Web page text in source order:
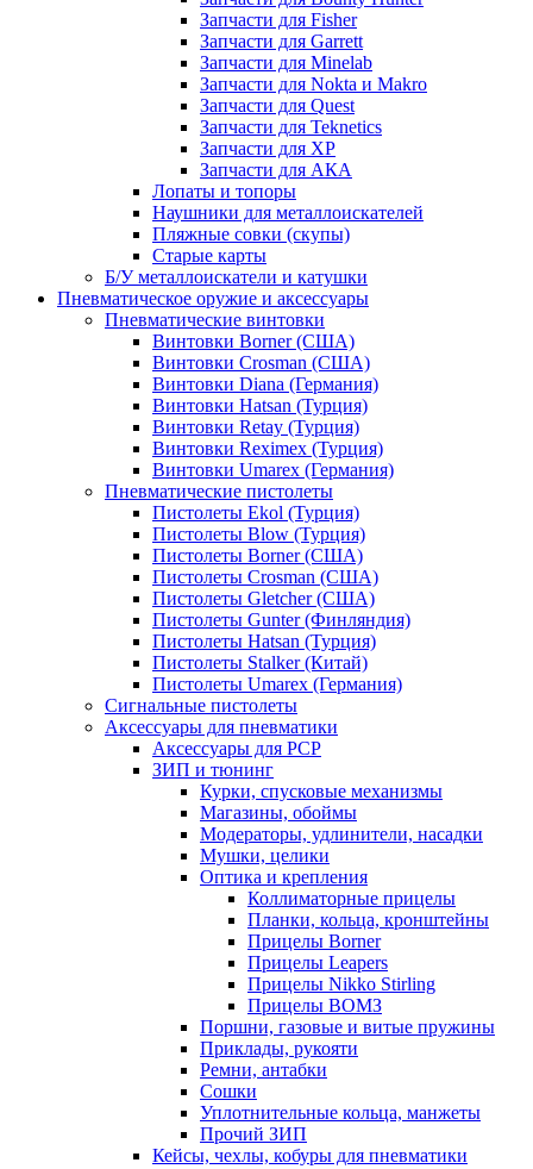
Запчасти для Fisher
Запчасти для Garrett
Запчасти для Minelab
Запчасти для Nokta и Makro
Запчасти для Quest
Запчасти для Teknetics
Запчасти для XP
Запчасти для АКА
Лопаты и топоры
Наушники для металлоискателей
Пляжные совки (скупы)
Старые карты
Б/У металлоискатели и катушки
Пневматическое оружие и аксессуары
Пневматические винтовки
Винтовки Borner (США)
Винтовки Crosman (США)
Винтовки Diana (Германия)
Винтовки Hatsan (Турция)
Винтовки Retay (Турция)
Винтовки Reximex (Турция)
Винтовки Umarex (Германия)
Пневматические пистолеты
Пистолеты Ekol (Турция)
Пистолеты Blow (Турция)
Пистолеты Borner (США)
Пистолеты Crosman (США)
Пистолеты Gletcher (США)
Пистолеты Gunter (Финляндия)
Пистолеты Hatsan (Турция)
Пистолеты Stalker (Китай)
Пистолеты Umarex (Германия)
Сигнальные пистолеты
Аксессуары для пневматики
Аксессуары для PCP
ЗИП и тюнинг
Курки, спусковые механизмы
Магазины, обоймы
Модераторы, удлинители, насадки
Мушки, целики
Оптика и крепления
Коллиматорные прицелы
Планки, кольца, кронштейны
Прицелы Borner
Прицелы Leapers
Прицелы Nikko Stirling
Прицелы ВОМЗ
Поршни, газовые и витые пружины
Приклады, рукояти
Ремни, антабки
Сошки
Уплотнительные кольца, манжеты
Прочий ЗИП
Кейсы, чехлы, кобуры для пневматики